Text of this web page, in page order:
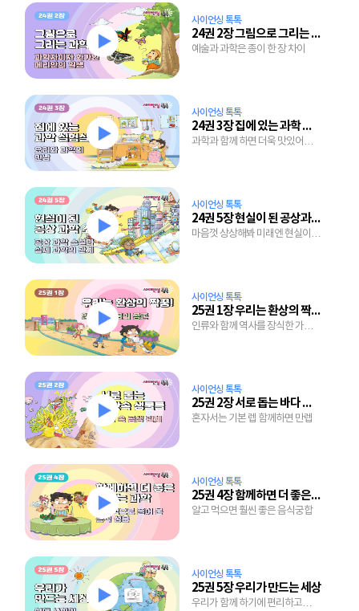
사이언싱 톡톡
24권 2장 그림으로 그리는 과학
예술과 과학은 종이 한 장 차이
사이언싱 톡톡
24권 3장 집에 있는 과학 실험실, 부엌
과학과 함께 하면 더욱 맛있어지는
사이언싱 톡톡
24권 5장 현실이 된 공상과학 소설
마음껏 상상해봐 미래엔 현실이
사이언싱 톡톡
25권 1장 우리는 환상의 짝꿍!
인류와 함께 역사를 장식한 가축
사이언싱 톡톡
25권 2장 서로 돕는 바다 속 생물들
혼자서는 기본 렙 함께하면 만렙
사이언싱 톡톡
25권 4장 함께하면 더 좋은 맛있는 과학
알고 먹으면 훨씬 좋은 음식궁합
사이언싱 톡톡
25권 5장 우리가 만드는 세상
우리가 함께 하기에 편리하고